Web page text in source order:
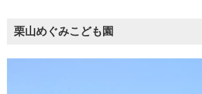
栗山めぐみこども園